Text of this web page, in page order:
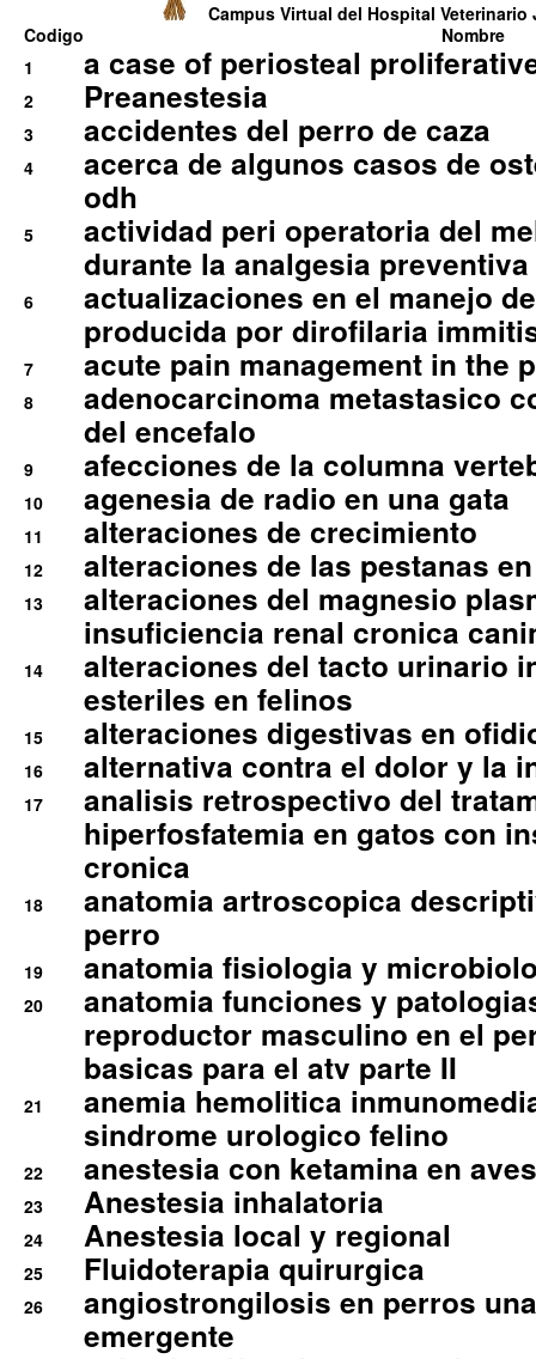
Campus Virtual del Hospital Veterinario
Codigo
Nombre
1
a case of periosteal
2 Preanestesia
3 accidentes del perro de caza
4
acerca de algunos casos de
odh
5
actividad peri operatoria del
durante la analgesia
6
actualizaciones en el manejo
producida por dirofilaria
7 acute pain management in the
8
adenocarcinoma metastasico
del encefalo
9 afecciones de la columna
10 agenesia de radio en una gata
11 alteraciones de crecimiento
12 alteraciones de las pestanas
13
alteraciones del magnesio
insuficiencia renal cronica
14
alteraciones del tacto urinario
esteriles en felinos
15 alteraciones digestivas en
16 alternativa contra el dolor y la
17
analisis retrospectivo del
hiperfosfatemia en gatos con
cronica
18
anatomia artroscopica
perro
19 anatomia fisiologia y
20
anatomia funciones y
reproductor masculino en el
basicas para el atv parte II
21
anemia hemolitica
sindrome urologico felino
22 anestesia con ketamina en
23 Anestesia inhalatoria
24 Anestesia local y regional
25 Fluidoterapia quirurgica
26
angiostrongilosis en perros
emergente